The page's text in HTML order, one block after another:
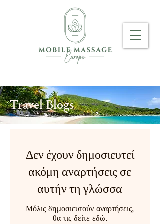
Travel Blogs
Δεν έχουν δημοσιευτεί
ακόμη αναρτήσεις σε
αυτήν τη γλώσσα
Μόλις δημοσιευτούν αναρτήσεις,
θα τις δείτε εδώ.